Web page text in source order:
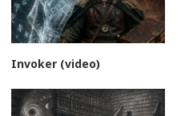
Invoker (video)